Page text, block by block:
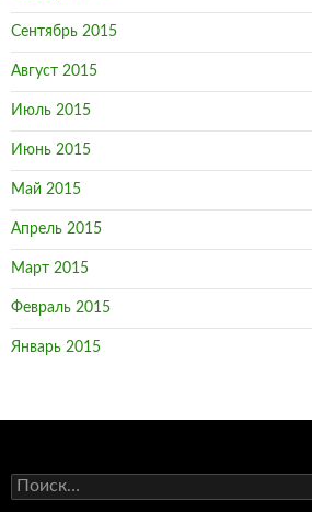
Сентябрь 2015
Август 2015
Июль 2015
Июнь 2015
Май 2015
Апрель 2015
Март 2015
Февраль 2015
Январь 2015
Н
а